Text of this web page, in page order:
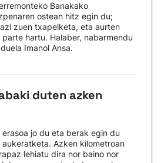
Banakako
ostean hitz egin du;
zuen txapelketa, eta aurten
hartu. Halaber, nabarmendu
Imanol Ansa.
duten azken
erasoa jo du eta berak egin du
Azken kilometroan
lehiatu dira nor baino nor